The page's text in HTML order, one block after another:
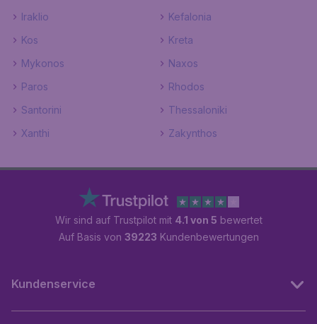
Iraklio
Kefalonia
Kos
Kreta
Mykonos
Naxos
Paros
Rhodos
Santorini
Thessaloniki
Xanthi
Zakynthos
Wir sind auf Trustpilot mit 4.1 von 5 bewertet
Auf Basis von 39223 Kundenbewertungen
Kundenservice